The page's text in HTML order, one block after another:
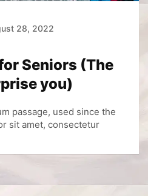
28, 2022
Seniors (The
you)
passage, used since the
sit amet, consectetur